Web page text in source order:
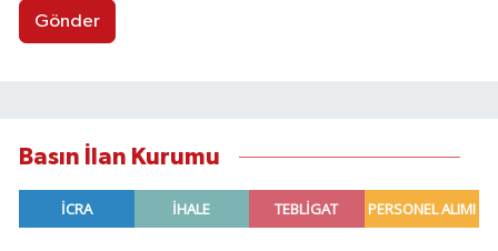
Gönder
Basın İlan Kurumu